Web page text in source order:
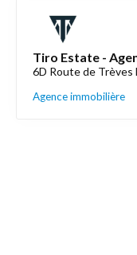
Tiro Estate -
6D Route de Trèves
Agence immobilière